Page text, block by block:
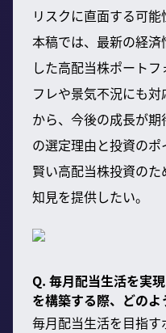
リスクに直面する可能
本稿では、最新の経
した高配当株ポート
フレや景気不況にも
から、今後の成長が
の選定理由と投資のポ
賢い高配当株投資の
知見を提供したい。
Q. 毎月配当生活を実
を構築する際、どの
毎月配当生活を目指